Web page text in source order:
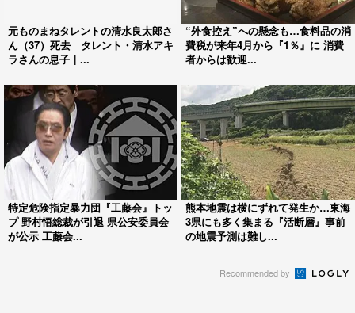
元ものまねタレントの清水良太郎さ
ん（37）死去 タレント・清水アキ
ラさんの息子｜...
“外食控え”への懸念も…食料品の消
費税が来年4月から『1％』に 消費
者からは歓迎...
特定危険指定暴力団『工藤会』トッ
プ 野村悟総裁が引退 県公安委員会
が公示 工藤会...
熊本地震は横にずれて発生か…東海
3県にも多く集まる『活断層』事前
の地震予測は難し...
Recommended by